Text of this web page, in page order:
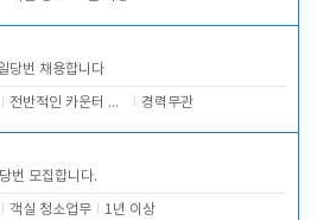
당번 채용합니다
전반적인 카운터 업무 경력무관
번 모집합니다.
객실 청소업무 1년 이상